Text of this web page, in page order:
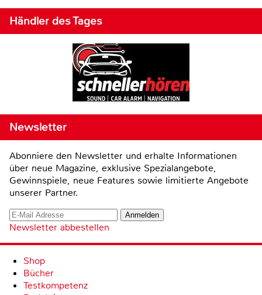
Händler des Tages
Newsletter
Abonniere den Newsletter und erhalte Informationen
über neue Magazine, exklusive Spezialangebote,
Gewinnspiele, neue Features sowie limitierte Angebote
unserer Partner.
Newsletter abbestellen
Shop
Bücher
Testkompetenz